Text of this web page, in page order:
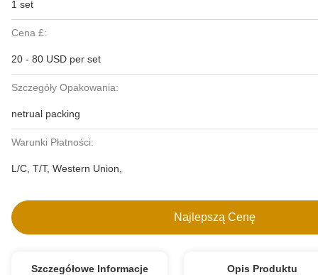
1 set
Cena £:
20 - 80 USD per set
Szczegóły Opakowania:
netrual packing
Warunki Płatności:
L/C, T/T, Western Union,
Najlepszą Cenę
Szczegółowe Informacje Opis Produktu